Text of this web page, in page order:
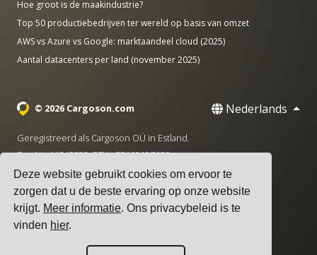
Deze website gebruikt cookies om ervoor te
zorgen dat u de beste ervaring op onze website
krijgt. Meer informatie. Ons privacybeleid is te
vinden hier.
Hoe groot is de maakindustrie?
Top 50 productiebedrijven ter wereld op basis van omzet
AWS vs Azure vs Google: marktaandeel cloud (2025)
Aantal datacenters per land (november 2025)
© 2026 Cargoson.com Nederlands
Geregistreerd als Cargoson OÜ in Estland.
Reg Nr: 14545832. BTW: EE102137680.
Hoofdkantoor: Pärnu mnt. 141, 11314 Tallinn, Estland
+372 5555 0028 · hello@cargoson.com
Servicevoorwaarden